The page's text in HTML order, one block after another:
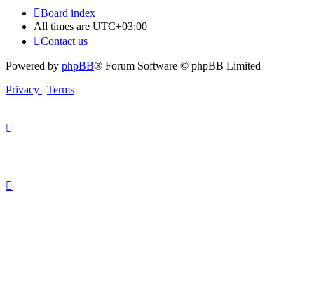
Board index
All times are UTC+03:00
Contact us
Powered by phpBB® Forum Software © phpBB Limited
Privacy | Terms